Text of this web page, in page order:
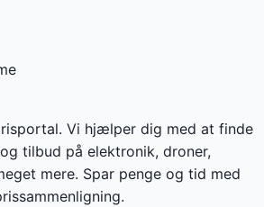
Vi hjælper dig med at finde
tilbud på elektronik, droner,
mere. Spar penge og tid med